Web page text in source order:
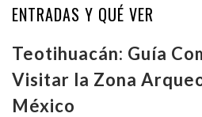
ENTRADAS Y QUÉ VER
Teotihuacán: Guía
Visitar la Zona
México